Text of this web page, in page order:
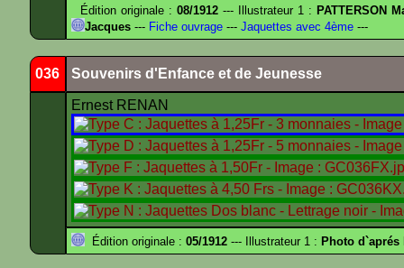
Édition originale :08/1912 --- Illustrateur 1 : PATTERSON
Jacques --- Fiche ouvrage --- Jaquettes avec 4ème ---
036 Souvenirs d'Enfance et de Jeunesse
Ernest RENAN
Édition originale : 05/1912 --- Illustrateur 1 : Photo d`aprés